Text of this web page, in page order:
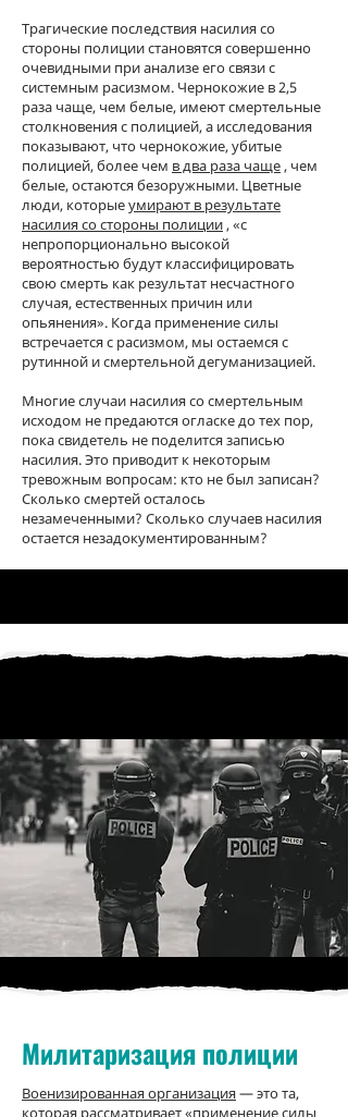
Трагические последствия насилия со
стороны полиции становятся совершенно
очевидными при анализе его связи с
системным расизмом. Чернокожие в 2,5
раза чаще, чем белые, имеют смертельные
столкновения с полицией, а исследования
показывают, что чернокожие, убитые
полицией, более чем в два раза чаще, чем
белые, остаются безоружными. Цветные
люди, которыеумирают в результате
насилия со стороны полиции, «с
непропорционально высокой
вероятностью будут классифицировать
свою смерть как результат несчастного
случая, естественных причин или
опьянения». Когда применение силы
встречается с расизмом, мы остаемся с
рутинной и смертельной дегуманизацией.
Многие случаи насилия со смертельным
исходом не предаются огласке до тех пор,
пока свидетель не поделится записью
насилия. Это приводит к некоторым
тревожным вопросам: кто не был записан?
Сколько смертей осталось
незамеченными? Сколько случаев насилия
остается незадокументированным?
Милитаризация полиции
Военизированная организация— это та,
которая рассматривает «применение силы